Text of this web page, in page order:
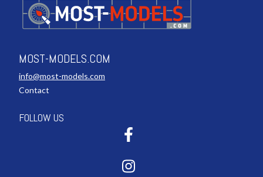
MOST-MODELS.COM
info@most-models.com
Contact
FOLLOW US